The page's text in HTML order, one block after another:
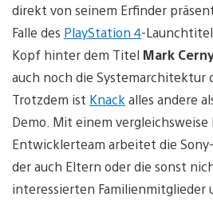
direkt von seinem Erfinder
Falle des PlayStation 4-
Kopf hinter dem Titel Mark
auch noch die Systemarchitektur
Trotzdem ist Knack alles andere
Demo. Mit einem vergleichsweise
Entwicklerteam arbeitet die
der auch Eltern oder die sonst
interessierten Familienmitglieder